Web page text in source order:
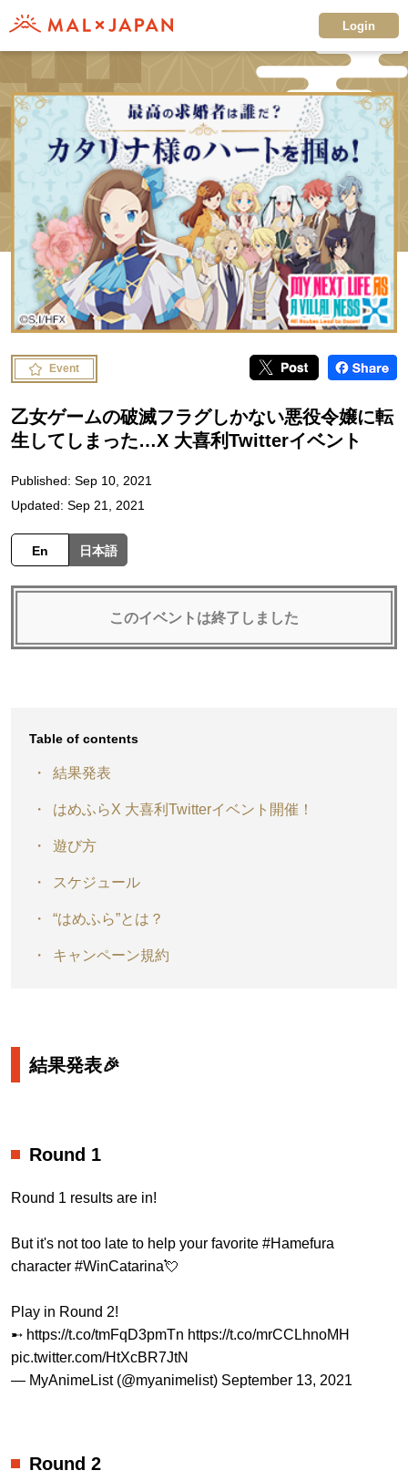
Login
Event
乙女ゲームの破滅フラグしかない悪役令嬢に転
生してしまった…X 大喜利Twitterイベント
Published: Sep 10, 2021
Updated: Sep 21, 2021
En 日本語
このイベントは終了しました
Table of contents
結果発表
はめふらX 大喜利Twitterイベント開催！
遊び方
スケジュール
“はめふら”とは？
キャンペーン規約
結果発表🎉
Round 1
Round 1 results are in!
But it's not too late to help your favorite #Hamefura
character #WinCatarina💘
Play in Round 2!
➸ https://t.co/tmFqD3pmTn https://t.co/mrCCLhnoMH
pic.twitter.com/HtXcBR7JtN
— MyAnimeList (@myanimelist) September 13, 2021
Round 2